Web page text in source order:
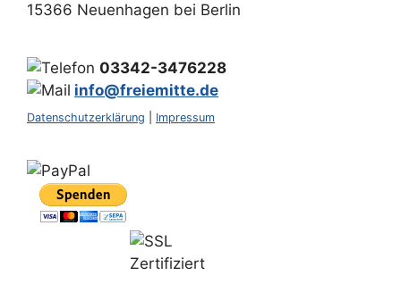
15366 Neuenhagen bei Berlin
03342-3476228
info@freiemitte.de
Datenschutzerklärung Impressum